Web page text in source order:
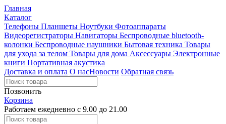
Главная
Каталог
Телефоны Планшеты Ноутбуки Фотоаппараты
Видеорегистраторы Навигаторы Беспроводные bluetooth-
колонки Беспроводные наушники Бытовая техника Товары
для ухода за телом Товары для дома Аксессуары Электронные
книги Портативная акустика
Доставка и оплата О насНовости Обратная связь
Позвонить
Корзина
Работаем ежедневно с 9.00 до 21.00